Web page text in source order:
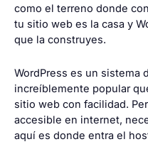
como el terreno donde
tu sitio web es la casa y
que la construyes.
WordPress es un sistema
increíblemente popular
sitio web con facilidad.
accesible en internet,
aquí es donde entra el